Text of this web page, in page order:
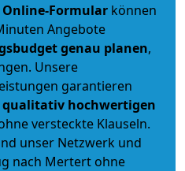
Online-Formular können
Angebote
genau planen,
Unsere
garantieren
qualitativ hochwertigen
versteckte Klauseln.
unser Netzwerk und
nach Mertert ohne